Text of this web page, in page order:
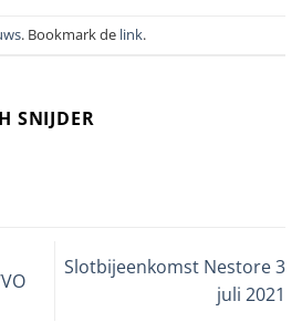
. Bookmark de link.
SNIJDER
Slotbijeenkomst Nestore 3
juli 2021